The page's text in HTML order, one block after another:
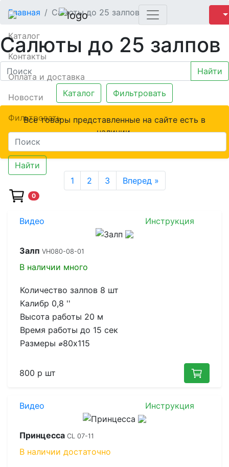
Главная Салюты до 25 залпов
Салюты до 25 залпов
Найти
Каталог Фильтровать
Все товары представленные на сайте есть в
наличии.
1 2 3 Вперед »
Видео Инструкция
Залп VH080-08-01
В наличии много
Количество залпов 8 шт
Калибр 0,8 ''
Высота работы 20 м
Время работы до 15 сек
Размеры ⌀80x115
800 р шт
Видео Инструкция
Принцесса CL 07-11
В наличии достаточно
Каталог
Контакты
Оплата и доставка
Новости
Фильтровать
Найти
0